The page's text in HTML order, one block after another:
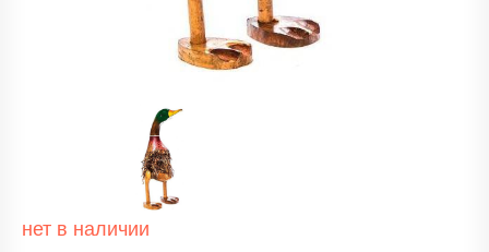
нет в наличии